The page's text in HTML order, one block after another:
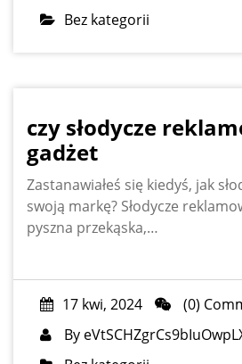
Bez kategorii
czy słodycze
gadżet
Zastanawiałeś się kiedyś, jak
swoją markę? Słodycze
pyszna przekąska,…
17 kwi, 2024
(0)
By